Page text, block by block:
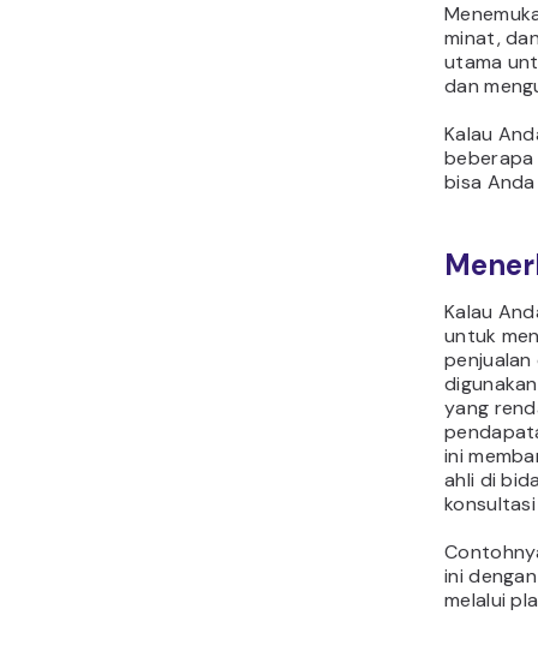
minat,
utama
dan
Kalau
beberapa
bisa
Kalau
untuk
yang
ini
ahli di
ini
melalui